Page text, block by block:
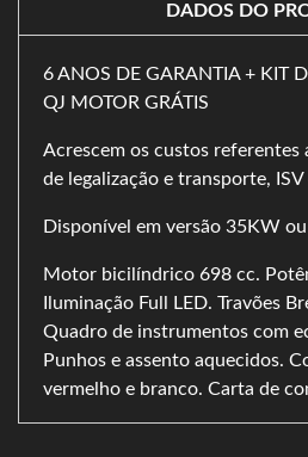
DADOS DO
6 ANOS DE GARANTIA + KIT
QJ MOTOR GRÁTIS
Acrescem os custos referentes
de legalização e transporte, ISV
Disponível em versão 35KW
Motor bicilíndrico 698 cc.
Iluminação Full LED. Travões
Quadro de instrumentos com
Punhos e assento aquecidos.
vermelho e branco. Carta de